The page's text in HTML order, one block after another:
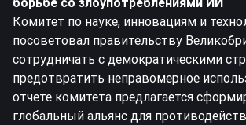
Комитет по науке, инновациям и
посоветовал правительству
сотрудничать с демократическими
предотвратить неправомерное
отчете комитета предлагается
глобальный альянс для